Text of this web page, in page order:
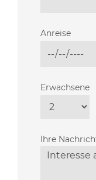
Anreise
Erwachsene
Ihre